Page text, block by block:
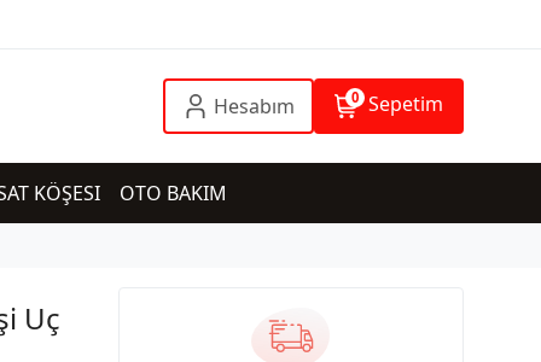
Hesabım 0 Sepetim
KÖŞESI OTO BAKIM
Uç